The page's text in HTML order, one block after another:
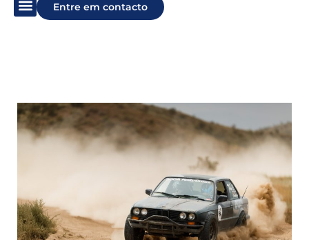
Entre em contacto